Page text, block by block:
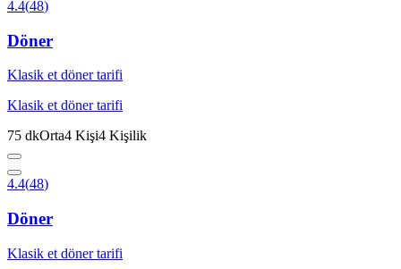
4.4(48)
Döner
Klasik et döner tarifi
Klasik et döner tarifi
75 dkOrta4 Kişi4 Kişilik
4.4(48)
Döner
Klasik et döner tarifi